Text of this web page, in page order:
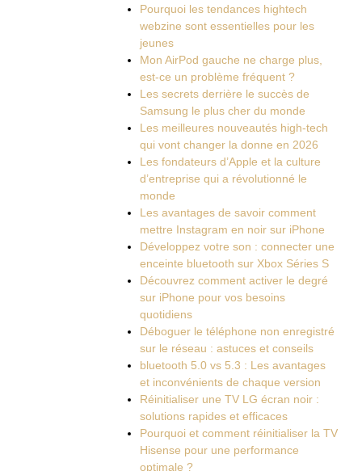
Pourquoi les tendances hightech
webzine sont essentielles pour les
jeunes
Mon AirPod gauche ne charge plus,
est-ce un problème fréquent ?
Les secrets derrière le succès de
Samsung le plus cher du monde
Les meilleures nouveautés high-tech
qui vont changer la donne en 2026
Les fondateurs d’Apple et la culture
d’entreprise qui a révolutionné le
monde
Les avantages de savoir comment
mettre Instagram en noir sur iPhone
Développez votre son : connecter une
enceinte bluetooth sur Xbox Séries S
Découvrez comment activer le degré
sur iPhone pour vos besoins
quotidiens
Déboguer le téléphone non enregistré
sur le réseau : astuces et conseils
bluetooth 5.0 vs 5.3 : Les avantages
et inconvénients de chaque version
Réinitialiser une TV LG écran noir :
solutions rapides et efficaces
Pourquoi et comment réinitialiser la TV
Hisense pour une performance
optimale ?